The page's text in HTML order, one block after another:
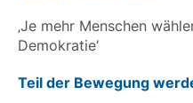
‚Je mehr Menschen
Demokratie‘
Teil der Bewegung